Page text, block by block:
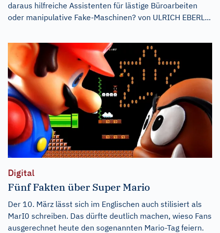
daraus hilfreiche Assistenten für lästige Büroarbeiten
oder manipulative Fake-Maschinen? von ULRICH EBERL...
Digital
Fünf Fakten über Super Mario
Der 10. März lässt sich im Englischen auch stilisiert als
MarI0 schreiben. Das dürfte deutlich machen, wieso Fans
ausgerechnet heute den sogenannten Mario-Tag feiern.